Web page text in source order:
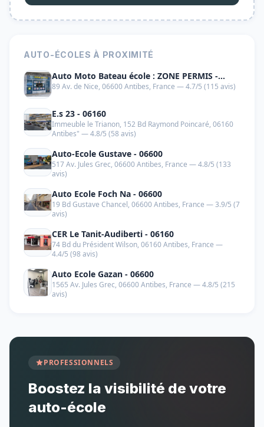
AUTO-ÉCOLES À PROXIMITÉ
Auto Moto Bateau école : ZONE PERMIS -
06600
89 Av. de Nice, 06600 Antibes, France — 4.7/5 (115 avis)
E.s 23 - 06160
Immeuble le Trianon, 152 Bd Raymond Poincaré, 06160
Antibes" — 4.8/5 (58 avis)
Auto-Ecole Gustave - 06600
517 Av. Jules Grec, 06600 Antibes, France — 4.8/5 (133
avis)
Auto Ecole Foch Na - 06600
19 Bd Gustave Chancel, 06600 Antibes, France — 3.9/5 (7
avis)
CER Le Tanit-Audiberti - 06160
74 Bd du Président Wilson, 06160 Antibes, France —
4.4/5 (98 avis)
Auto Ecole Gazan - 06600
1565 Av. Jules Grec, 06600 Antibes, France — 4.8/5 (215
avis)
PROFESSIONNELS
Boostez la visibilité de votre
auto-école